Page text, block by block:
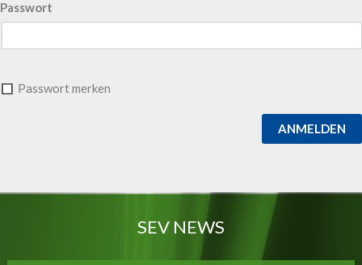
Passwort
Passwort merken
ANMELDEN
SEV NEWS